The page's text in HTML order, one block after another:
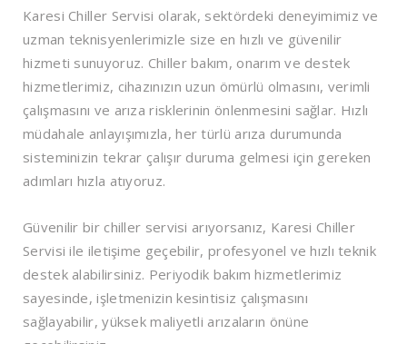
Karesi Chiller Servisi olarak, sektördeki deneyimimiz ve
uzman teknisyenlerimizle size en hızlı ve güvenilir
hizmeti sunuyoruz. Chiller bakım, onarım ve destek
hizmetlerimiz, cihazınızın uzun ömürlü olmasını, verimli
çalışmasını ve arıza risklerinin önlenmesini sağlar. Hızlı
müdahale anlayışımızla, her türlü arıza durumunda
sisteminizin tekrar çalışır duruma gelmesi için gereken
adımları hızla atıyoruz.
Güvenilir bir chiller servisi arıyorsanız, Karesi Chiller
Servisi ile iletişime geçebilir, profesyonel ve hızlı teknik
destek alabilirsiniz. Periyodik bakım hizmetlerimiz
sayesinde, işletmenizin kesintisiz çalışmasını
sağlayabilir, yüksek maliyetli arızaların önüne